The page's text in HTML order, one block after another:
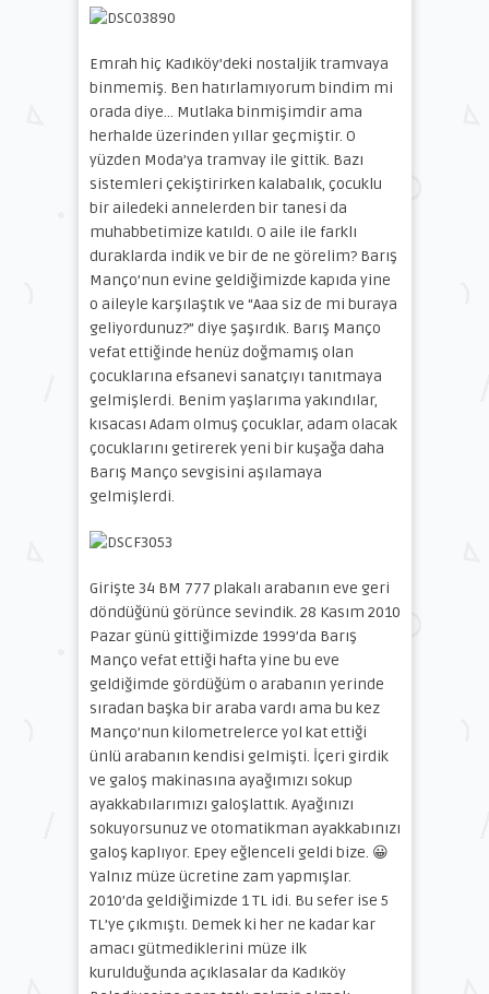
Emrah hiç Kadıköy’deki nostaljik tramvaya
binmemiş. Ben hatırlamıyorum bindim mi
orada diye… Mutlaka binmişimdir ama
herhalde üzerinden yıllar geçmiştir. O
yüzden Moda’ya tramvay ile gittik. Bazı
sistemleri çekiştirirken kalabalık, çocuklu
bir ailedeki annelerden bir tanesi da
muhabbetimize katıldı. O aile ile farklı
duraklarda indik ve bir de ne görelim? Barış
Manço’nun evine geldiğimizde kapıda yine
o aileyle karşılaştık ve “Aaa siz de mi buraya
geliyordunuz?” diye şaşırdık. Barış Manço
vefat ettiğinde henüz doğmamış olan
çocuklarına efsanevi sanatçıyı tanıtmaya
gelmişlerdi. Benim yaşlarıma yakındılar,
kısacası Adam olmuş çocuklar, adam olacak
çocuklarını getirerek yeni bir kuşağa daha
Barış Manço sevgisini aşılamaya
gelmişlerdi.
Girişte 34 BM 777 plakalı arabanın eve geri
döndüğünü görünce sevindik. 28 Kasım 2010
Pazar günü gittiğimizde 1999’da Barış
Manço vefat ettiği hafta yine bu eve
geldiğimde gördüğüm o arabanın yerinde
sıradan başka bir araba vardı ama bu kez
Manço’nun kilometrelerce yol kat ettiği
ünlü arabanın kendisi gelmişti. İçeri girdik
ve galoş makinasına ayağımızı sokup
ayakkabılarımızı galoşlattık. Ayağınızı
sokuyorsunuz ve otomatikman ayakkabınızı
galoş kaplıyor. Epey eğlenceli geldi bize. 😀
Yalnız müze ücretine zam yapmışlar.
2010’da geldiğimizde 1 TL idi. Bu sefer ise 5
TL’ye çıkmıştı. Demek ki her ne kadar kar
amacı gütmediklerini müze ilk
kurulduğunda açıklasalar da Kadıköy